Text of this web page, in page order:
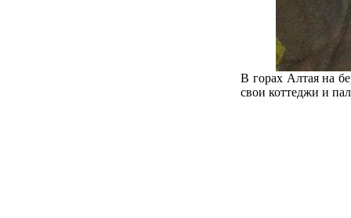
В горах Алтая на
свои коттеджи и